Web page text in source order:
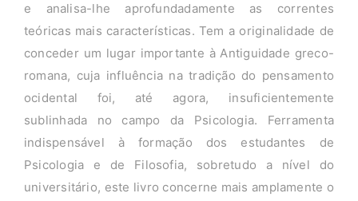
e analisa-lhe aprofundadamente as correntes
teóricas mais características. Tem a originalidade de
conceder um lugar importante à Antiguidade greco-
romana, cuja influência na tradição do pensamento
ocidental foi, até agora, insuficientemente
sublinhada no campo da Psicologia. Ferramenta
indispensável à formação dos estudantes de
Psicologia e de Filosofia, sobretudo a nível do
universitário, este livro concerne mais amplamente o